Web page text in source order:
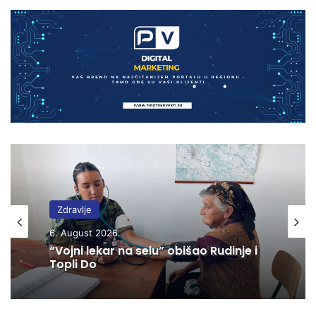
Zdravlje
6. August 2026.
“Vojni lekar na selu” obišao Rudinje i
Topli Do